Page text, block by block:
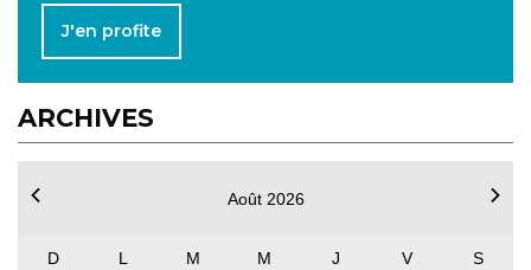
J'en profite
ARCHIVES
Août 2026
D L M M J V S